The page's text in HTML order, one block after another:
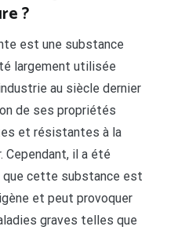
?
est une substance
largement utilisée
au siècle dernier
de ses propriétés
et résistantes à la
Cependant, il a été
que cette substance est
et peut provoquer
graves telles que